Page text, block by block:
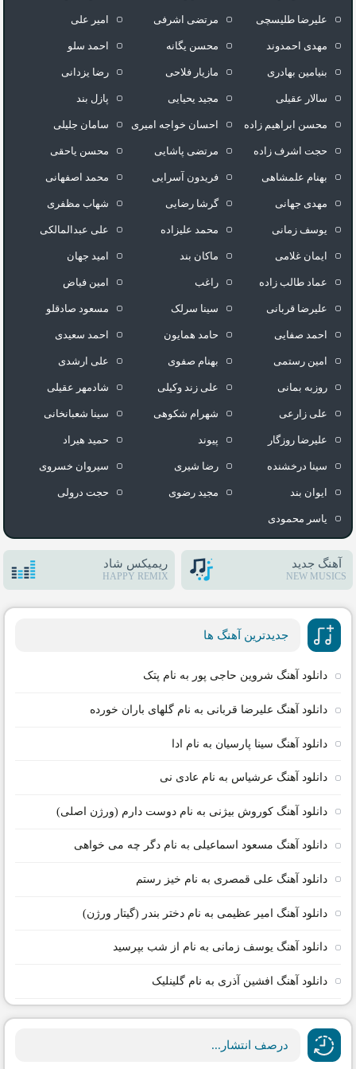
آهنگ جدید
NEW MUSICS
ریمیکس شاد
HAPPY REMIX
جدیدترین آهنگ ها
دانلود آهنگ شروین حاجی پور به نام پتک
دانلود آهنگ علیرضا قربانی به نام گلهای باران خورده
دانلود آهنگ سینا پارسیان به نام ادا
دانلود آهنگ عرشیاس به نام عادی نی
دانلود آهنگ کوروش بیژنی به نام دوست دارم (ورژن اصلی)
دانلود آهنگ مسعود اسماعیلی به نام دگر چه می خواهی
دانلود آهنگ علی قمصری به نام خیز رستم
دانلود آهنگ امیر عظیمی به نام دختر بندر (گیتار ورژن)
دانلود آهنگ یوسف زمانی به نام از شب بپرسید
دانلود آهنگ افشین آذری به نام گلینلیک
درصف انتشار...
علیرضا طلیسچی مرتضی اشرفی امیر علی
مهدی احمدوند محسن یگانه احمد سلو
بنیامین بهادری مازیار فلاحی رضا یزدانی
سالار عقیلی مجید یحیایی پازل بند
محسن ابراهیم زاده احسان خواجه امیری سامان جلیلی
حجت اشرف زاده مرتضی پاشایی محسن یاحقی
بهنام علمشاهی فریدون آسرایی محمد اصفهانی
مهدی جهانی گرشا رضایی شهاب مظفری
یوسف زمانی محمد علیزاده علی عبدالمالکی
ایمان غلامی ماکان بند امید جهان
عماد طالب زاده راغب امین فیاض
علیرضا قربانی سینا سرلک مسعود صادقلو
احمد صفایی حامد همایون احمد سعیدی
امین رستمی بهنام صفوی علی ارشدی
روزبه بمانی علی زند وکیلی شادمهر عقیلی
علی زارعی شهرام شکوهی سینا شعبانخانی
علیرضا روزگار پیوند حمید هیراد
سینا درخشنده رضا شیری سیروان خسروی
ایوان بند مجید رضوی حجت درولی
یاسر محمودی